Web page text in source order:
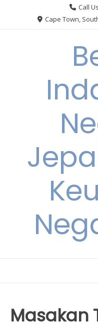
Call
Cape Town,
Masakan